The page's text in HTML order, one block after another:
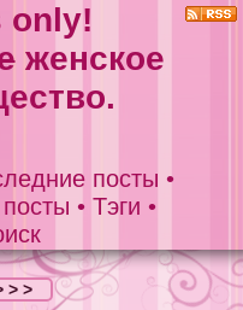
only!
женское
посты •
• Тэги •
> >